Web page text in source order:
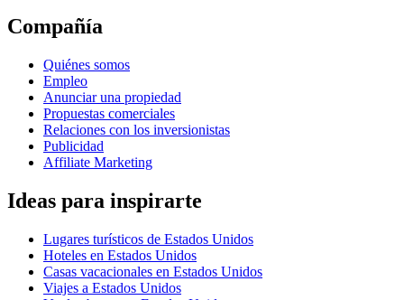
Compañía
Quiénes somos
Empleo
Anunciar una propiedad
Propuestas comerciales
Relaciones con los inversionistas
Publicidad
Affiliate Marketing
Ideas para inspirarte
Lugares turísticos de Estados Unidos
Hoteles en Estados Unidos
Casas vacacionales en Estados Unidos
Viajes a Estados Unidos